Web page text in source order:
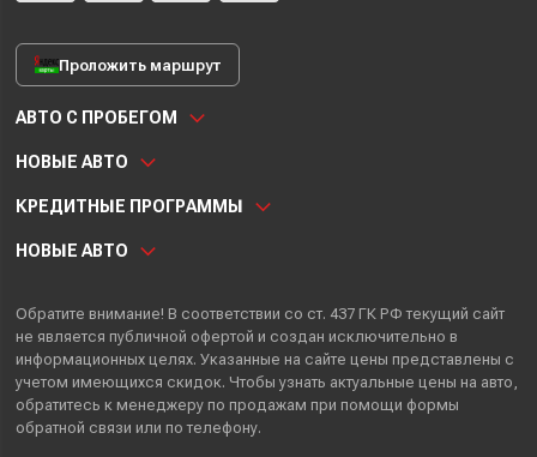
Проложить маршрут
АВТО С ПРОБЕГОМ
НОВЫЕ АВТО
КРЕДИТНЫЕ ПРОГРАММЫ
НОВЫЕ АВТО
Обратите внимание! В соответствии со ст. 437 ГК РФ текущий сайт
не является публичной офертой и создан исключительно в
информационных целях. Указанные на сайте цены представлены с
учетом имеющихся скидок. Чтобы узнать актуальные цены на авто,
обратитесь к менеджеру по продажам при помощи формы
обратной связи или по телефону.